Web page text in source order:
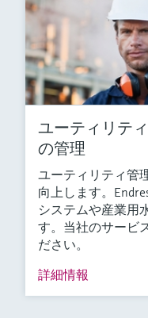
ユーティリテ
の管理
ユーティリティ管
向上します。
システムや産業用
す。当社のサービ
ださい。
詳細情報